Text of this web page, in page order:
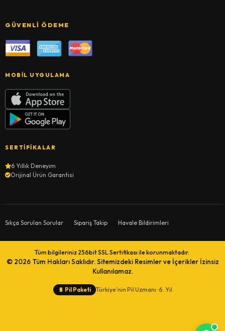
GÜVENLI ÖDEME
MOBIL UYGULAMA
SERTIFIKALAR
6 Yıllık Deneyim
Orijinal Ürün Garantisi
Sıkça Sorulan Sorular Sipariş Takip Havale Bildirimleri
Tüm bilgileriniz 256bit SSL Sertifikası ile korunmaktadır.
© 2026 Tüm Hakları Saklıdır. Sitemizdeki Resimler ve İçerikler İzinsiz
Kullanılamaz.
🔋 Pil Paketi Türkiye'nin Pil Uzmanı · 6. Yıl